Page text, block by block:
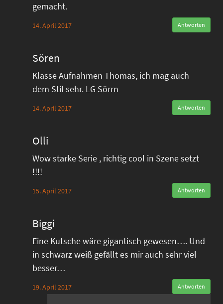
gemacht.
14. April 2017 Antworten
Sören
Klasse Aufnahmen Thomas, ich mag auch
dem Stil sehr. LG Sörrn
14. April 2017 Antworten
Olli
Wow starke Serie , richtig cool in Szene setzt
!!!!
15. April 2017 Antworten
Biggi
Eine Kutsche wäre gigantisch gewesen…. Und
in schwarz weiß gefällt es mir auch sehr viel
besser…
19. April 2017 Antworten